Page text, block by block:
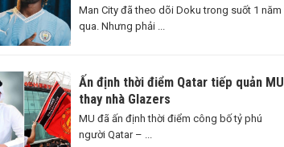
Man City đã theo dõi Doku trong suốt 1 năm
qua. Nhưng phải ...
Ấn định thời điểm Qatar tiếp quản MU
thay nhà Glazers
MU đã ấn định thời điểm công bố tỷ phú
người Qatar – ...